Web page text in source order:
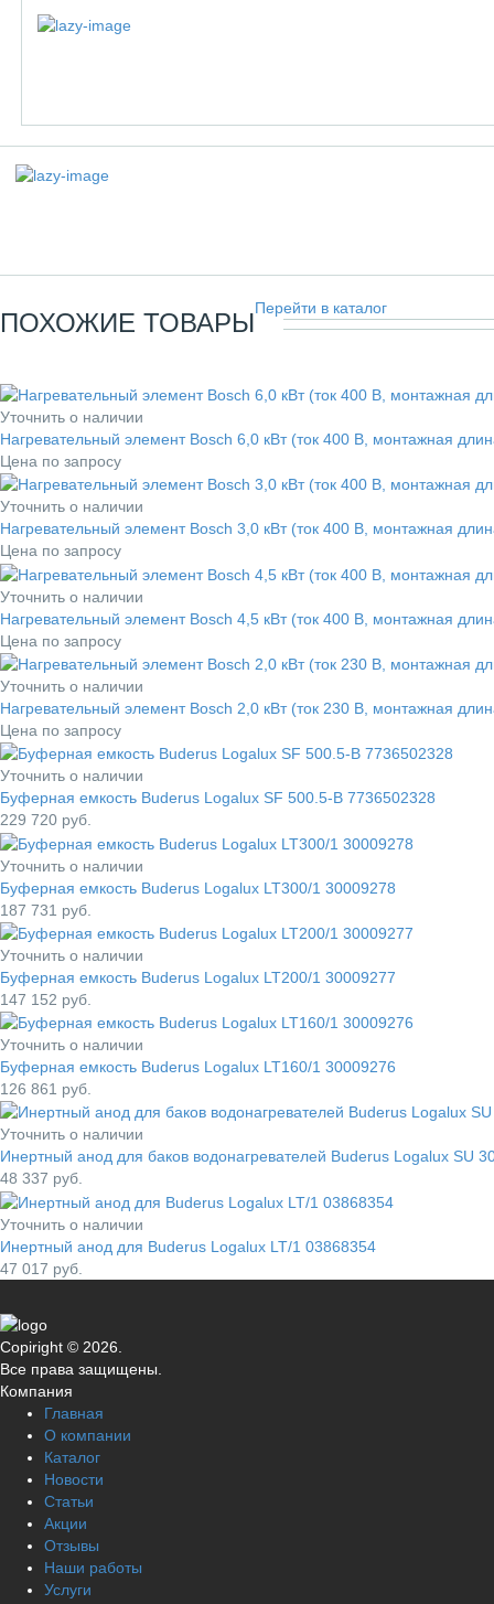
ПОХОЖИЕ ТОВАРЫПерейти в каталог
Уточнить о наличии
Нагревательный элемент Bosch 6,0 кВт (ток 400 В, монтажная
Цена по запросу
Уточнить о наличии
Нагревательный элемент Bosch 3,0 кВт (ток 400 В, монтажная
Цена по запросу
Уточнить о наличии
Нагревательный элемент Bosch 4,5 кВт (ток 400 В, монтажная
Цена по запросу
Уточнить о наличии
Нагревательный элемент Bosch 2,0 кВт (ток 230 В, монтажная
Цена по запросу
Уточнить о наличии
Буферная емкость Buderus Logalux SF 500.5-B 7736502328
229 720 руб.
Уточнить о наличии
Буферная емкость Buderus Logalux LT300/1 30009278
187 731 руб.
Уточнить о наличии
Буферная емкость Buderus Logalux LT200/1 30009277
147 152 руб.
Уточнить о наличии
Буферная емкость Buderus Logalux LT160/1 30009276
126 861 руб.
Уточнить о наличии
Инертный анод для баков водонагревателей Buderus Logalux SU
48 337 руб.
Уточнить о наличии
Инертный анод для Buderus Logalux LT/1 03868354
47 017 руб.
Copiright © 2026.
Все права защищены.
Компания
Главная
О компании
Каталог
Новости
Статьи
Акции
Отзывы
Наши работы
Услуги